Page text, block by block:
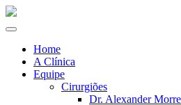
Home
A Clínica
Equipe
Cirurgiões
Dr. Alexander